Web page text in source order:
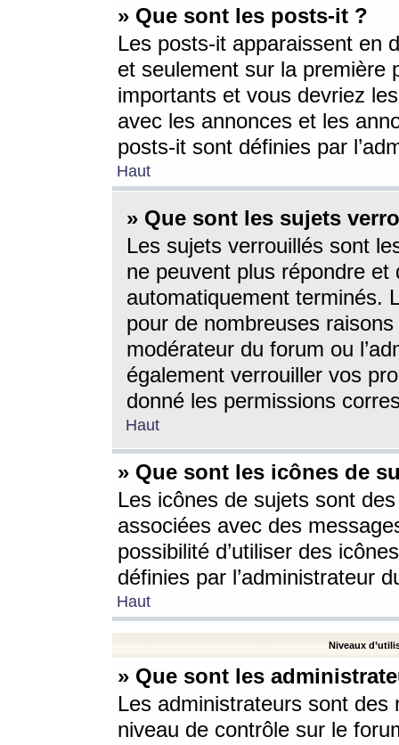
» Que sont les posts-it ?
Les posts-it apparaissent en
et seulement sur la première
importants et vous devriez
avec les annonces et les
posts-it sont définies par
Haut
» Que sont les sujets
Les sujets verrouillés sont
ne peuvent plus répondre
automatiquement terminés.
pour de nombreuses
modérateur du forum ou
également verrouiller vos
donné les permissions
Haut
» Que sont les icônes de
Les icônes de sujets sont
associées avec des
possibilité d’utiliser des
définies par l’administrateur
Haut
Niveaux
» Que sont les
Les administrateurs sont
niveau de contrôle sur le